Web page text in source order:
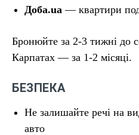
Доба.ua — квартири
Бронюйте за 2-3 тижні до
Карпатах — за 1-2 місяці.
БЕЗПЕКА
Не залишайте речі на
авто